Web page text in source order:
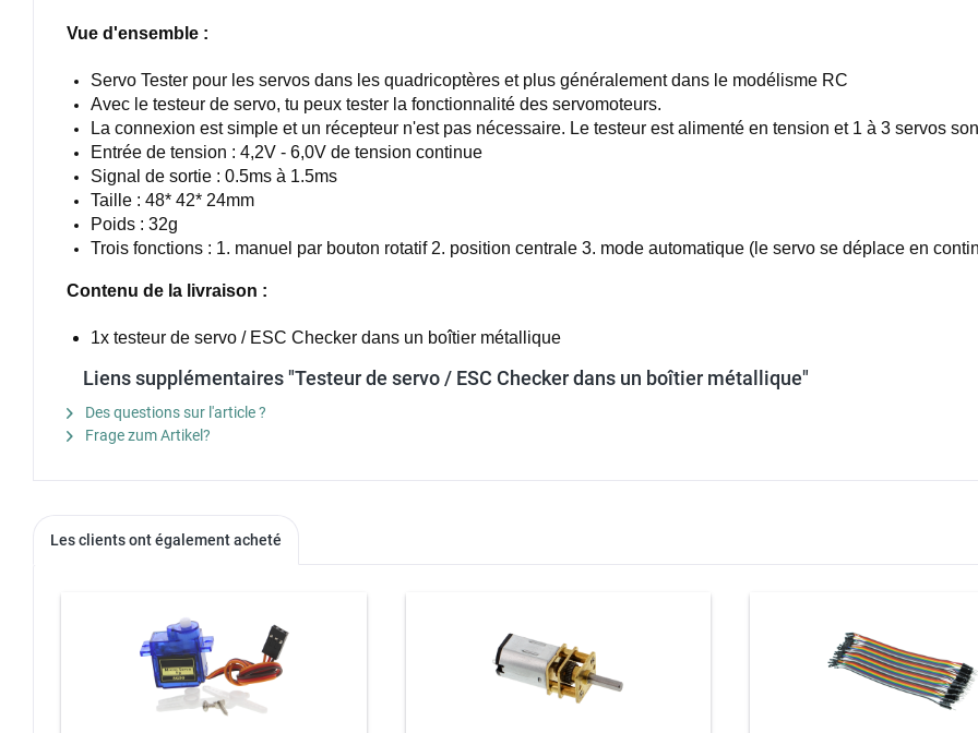
Vue d'ensemble :
Servo Tester pour les servos dans les quadricoptères et plus généralement dans le modélisme RC
Avec le testeur de servo, tu peux tester la fonctionnalité des servomoteurs.
La connexion est simple et un récepteur n'est pas nécessaire. Le testeur est alimenté en tension et 1 à 3 servos
Entrée de tension : 4,2V - 6,0V de tension continue
Signal de sortie : 0.5ms à 1.5ms
Taille : 48* 42* 24mm
Poids : 32g
Trois fonctions : 1. manuel par bouton rotatif 2. position centrale 3. mode automatique (le servo se déplace en
Contenu de la livraison :
1x testeur de servo / ESC Checker dans un boîtier métallique
Liens supplémentaires "Testeur de servo / ESC Checker dans un boîtier métallique"
Des questions sur l'article ?
Frage zum Artikel?
Les clients ont également acheté